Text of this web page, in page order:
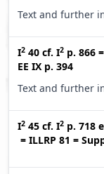
Text and further
I2 40 cf. I2 p. 866 =
EE IX p. 394
Text and further
I2 45 cf. I2 p. 718
= ILLRP 81 =